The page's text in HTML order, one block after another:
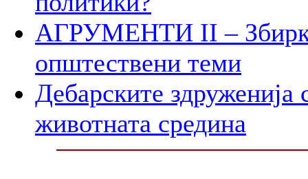
АГРУМЕНТИ II –
општествени теми
Дебарските здруженија
животната средина